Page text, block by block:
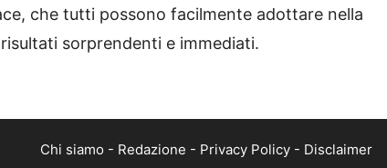
che tutti possono facilmente adottare nella
sorprendenti e immediati.
Chi siamo - Redazione - Privacy Policy - Disclaimer